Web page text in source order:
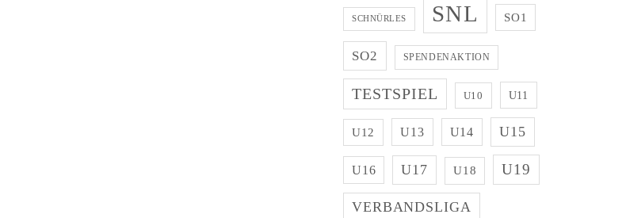
SCHNÜRLES SNL SO1
SO2 SPENDENAKTION
TESTSPIEL U10 U11
U12 U13 U14 U15
U16 U17 U18 U19
VERBANDSLIGA